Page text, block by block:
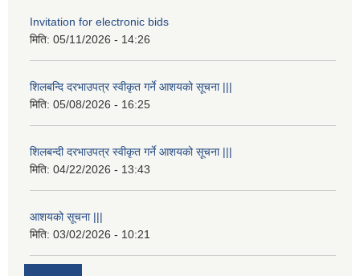
Invitation for electronic bids
मिति: 05/11/2026 - 14:26
शिलबन्दि दरभाउपत्र स्वीकृत गर्ने आशयको सूचना |||
मिति: 05/08/2026 - 16:25
शिलबन्दी दरभाउपत्र स्वीकृत गर्ने आशयको सूचना |||
मिति: 04/22/2026 - 13:43
आशयको सूचना |||
मिति: 03/02/2026 - 10:21